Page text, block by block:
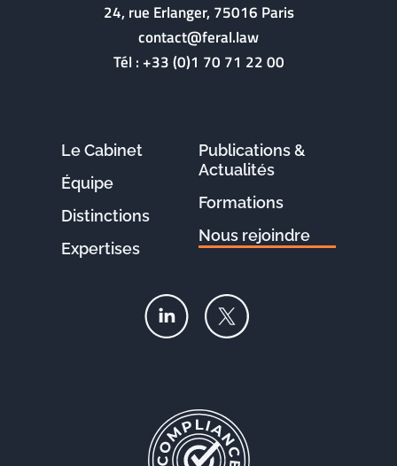
24, rue Erlanger, 75016 Paris
contact@feral.law
Tél :+33 (0)1 70 71 22 00
Le Cabinet
Équipe
Distinctions
Expertises
Publications &
Actualités
Formations
Nous rejoindre